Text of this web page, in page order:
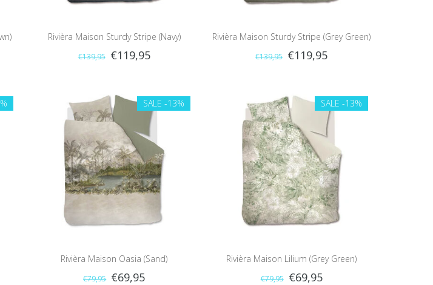
Rivièra Maison Sturdy Stripe (Navy)
€139,95 €119,95
Rivièra Maison Sturdy Stripe (Grey Green)
€139,95 €119,95
SALE-13%
Rivièra Maison Oasia (Sand)
€79,95 €69,95
SALE -13%
Rivièra Maison Lilium (Grey Green)
€79,95 €69,95